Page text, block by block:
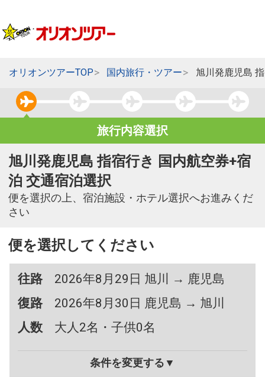
オリオンツアーTOP 国内旅行・ツアー 旭川発鹿児島
旅行内容選択
旭川発鹿児島 指宿行き 国内航空券+宿
泊 交通宿泊選択
便を選択の上、宿泊施設・ホテル選択へお進みくだ
さい
便を選択してください
往路
2026年8月29日 旭川 → 鹿児島
復路
2026年8月30日 鹿児島 → 旭川
人数
大人2名・子供0名
条件を変更する▼